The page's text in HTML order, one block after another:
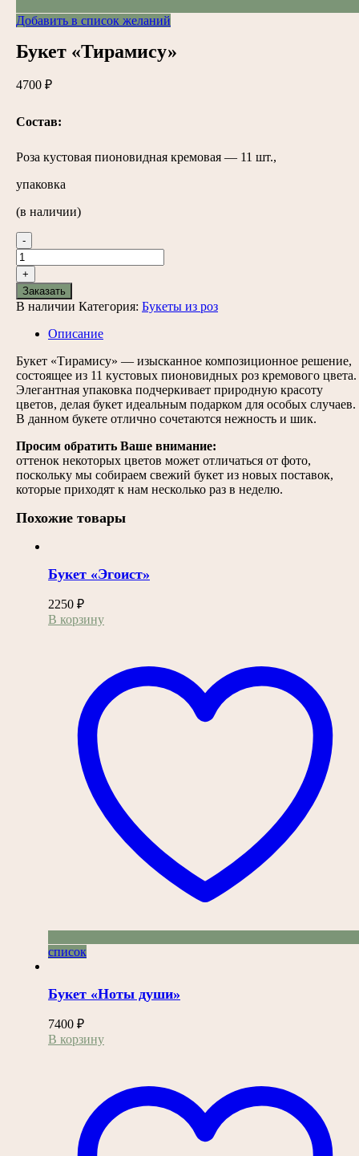
Добавить в список желаний
Букет «Тирамису»
4700 ₽
Состав:
Роза кустовая пионовидная кремовая — 11 шт.,
упаковка
(в наличии)
-
Количество
товара
Букет
"Тирамису"
+
Заказать
В наличии Категория: Букеты из роз
Описание
Букет «Тирамису» — изысканное композиционное решение,
состоящее из 11 кустовых пионовидных роз кремового цвета.
Элегантная упаковка подчеркивает природную красоту
цветов, делая букет идеальным подарком для особых случаев.
В данном букете отлично сочетаются нежность и шик.
Просим обратить Ваше внимание:
оттенок некоторых цветов может отличаться от фото,
поскольку мы собираем свежий букет из новых поставок,
которые приходят к нам несколько раз в неделю.
Похожие товары
Букет «Эгоист»
2250 ₽
В корзину
список
Букет «Ноты души»
7400 ₽
В корзину